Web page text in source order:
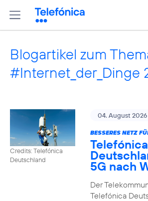
Blogartikel zum
#Internet_der_Dinge
Credits: Telefónica
Deutschland
04. August 2026
BESSERES NETZ
Telefónica
5G nach
Der
Telefónica